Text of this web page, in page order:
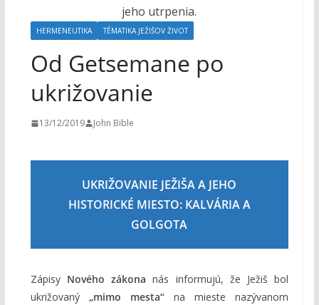
o
h
m
HERMENEUTIKA TÉMATIKA JEŽIŠOV ŽIVOT
Od Getsemane po
ukrižovanie
13/12/2019 John Bible
UKRIŽOVANIE JEŽIŠA A JEHO
HISTORICKÉ MIESTO: KALVÁRIA A
GOLGOTA
Zápisy Nového zákona nás informujú, že Ježiš bol
ukrižovaný „mimo mesta“na mieste nazývanom